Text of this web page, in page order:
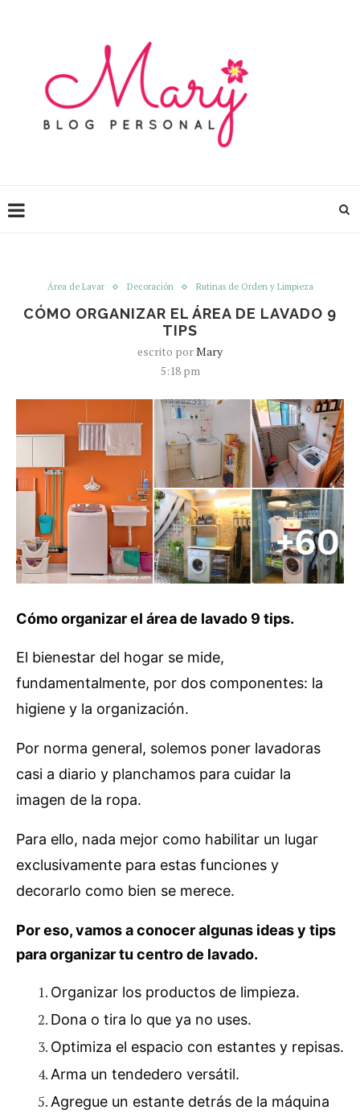
Área de Lavar Decoración Rutinas de Orden y Limpieza
CÓMO ORGANIZAR EL ÁREA DE LAVADO 9
TIPS
escrito porMary
5:18 pm
Cómo organizar el área de lavado 9 tips.
El bienestar del hogar se mide,
fundamentalmente, por dos componentes: la
higiene y la organización.
Por norma general, solemos poner lavadoras
casi a diario y planchamos para cuidar la
imagen de la ropa.
Para ello, nada mejor como habilitar un lugar
exclusivamente para estas funciones y
decorarlo como bien se merece.
Por eso, vamos a conocer algunas ideas y tips
para organizar tu centro de lavado.
Organizar los productos de limpieza.
Dona o tira lo que ya no uses.
Optimiza el espacio con estantes y repisas.
Arma un tendedero versátil.
Agregue un estante detrás de la máquina